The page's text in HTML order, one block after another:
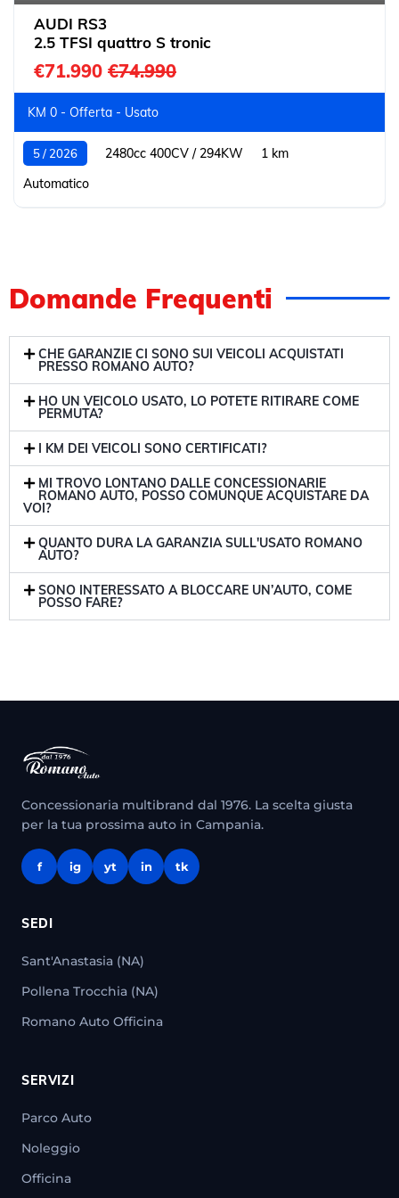
AUDI RS3
2.5 TFSI quattro S tronic
€71.990 €74.990
KM 0 - Offerta - Usato
5 / 2026 2480cc 400CV / 294KW
1 km
Automatico
Domande Frequenti
CHE GARANZIE CI SONO SUI VEICOLI ACQUISTATI
PRESSO ROMANO AUTO?
HO UN VEICOLO USATO, LO POTETE RITIRARE COME
PERMUTA?
I KM DEI VEICOLI SONO CERTIFICATI?
MI TROVO LONTANO DALLE CONCESSIONARIE
ROMANO AUTO, POSSO COMUNQUE ACQUISTARE DA
VOI?
QUANTO DURA LA GARANZIA SULL'USATO ROMANO
AUTO?
SONO INTERESSATO A BLOCCARE UN’AUTO, COME
POSSO FARE?
Concessionaria multibrand dal 1976. La scelta giusta
per la tua prossima auto in Campania.
f ig yt in tk
SEDI
Sant'Anastasia (NA)
Pollena Trocchia (NA)
Romano Auto Officina
SERVIZI
Parco Auto
Noleggio
Officina